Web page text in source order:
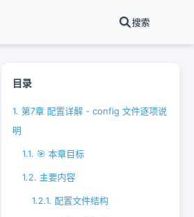
搜索
目录
1. 第7章 配置详解 - config 文件逐项说
明
1.1. 🎯 本章目标
1.2. 主要内容
1.2.1. 配置文件结构